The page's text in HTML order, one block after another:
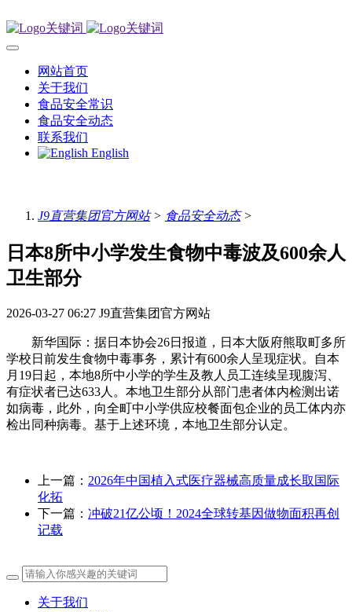
网站首页
关于我们
食品安全常识
食品安全动态
联系我们
English
J9直营集团官方网站> 食品安全动态>
日本8所中小学发生食物中毒波及600余人
卫生部分
2026-03-27 06:27 J9直营集团官方网站
新华国际：据日本协会26日报道，日本大阪府熊取町多所
学校日前发生食物中毒事务，累计有600余人呈现症状。自本
月19日起，本地8所中小学的学生及教人员工连续呈现腹泻、
有症状者已达633人。本地卫生部分从部门患者体内检测出诺
如病毒，此外，向全町中小学供应校餐面包企业的员工体内亦
检出同种病毒。基于上述环境，本地卫生部分认定。
上一篇： 2026年中国植入式医疗器械高质量成长取国际
化拓
下一篇： 冲破21亿公顷！2024全球转基因做物面积再创
记载
关于我们